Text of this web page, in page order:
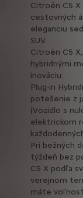
Citroën C5
cestovných
eleganciu
SUV.
Citroën C5
hybridnými
inováciu.
Plug-in
potešenie z
(Vozidlo s
elektrickom
Pri bežných
týždeň bez
C5 X podľa
verejnom
máte